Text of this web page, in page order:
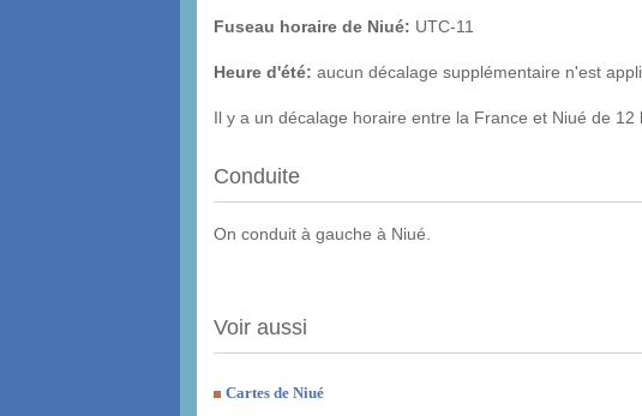
Fuseau horaire de Niué: UTC-11
Heure d'été: aucun décalage supplémentaire n'est
Il y a un décalage horaire entre la France et Niué de
Conduite
On conduit à gauche à Niué.
Voir aussi
Cartes de Niué